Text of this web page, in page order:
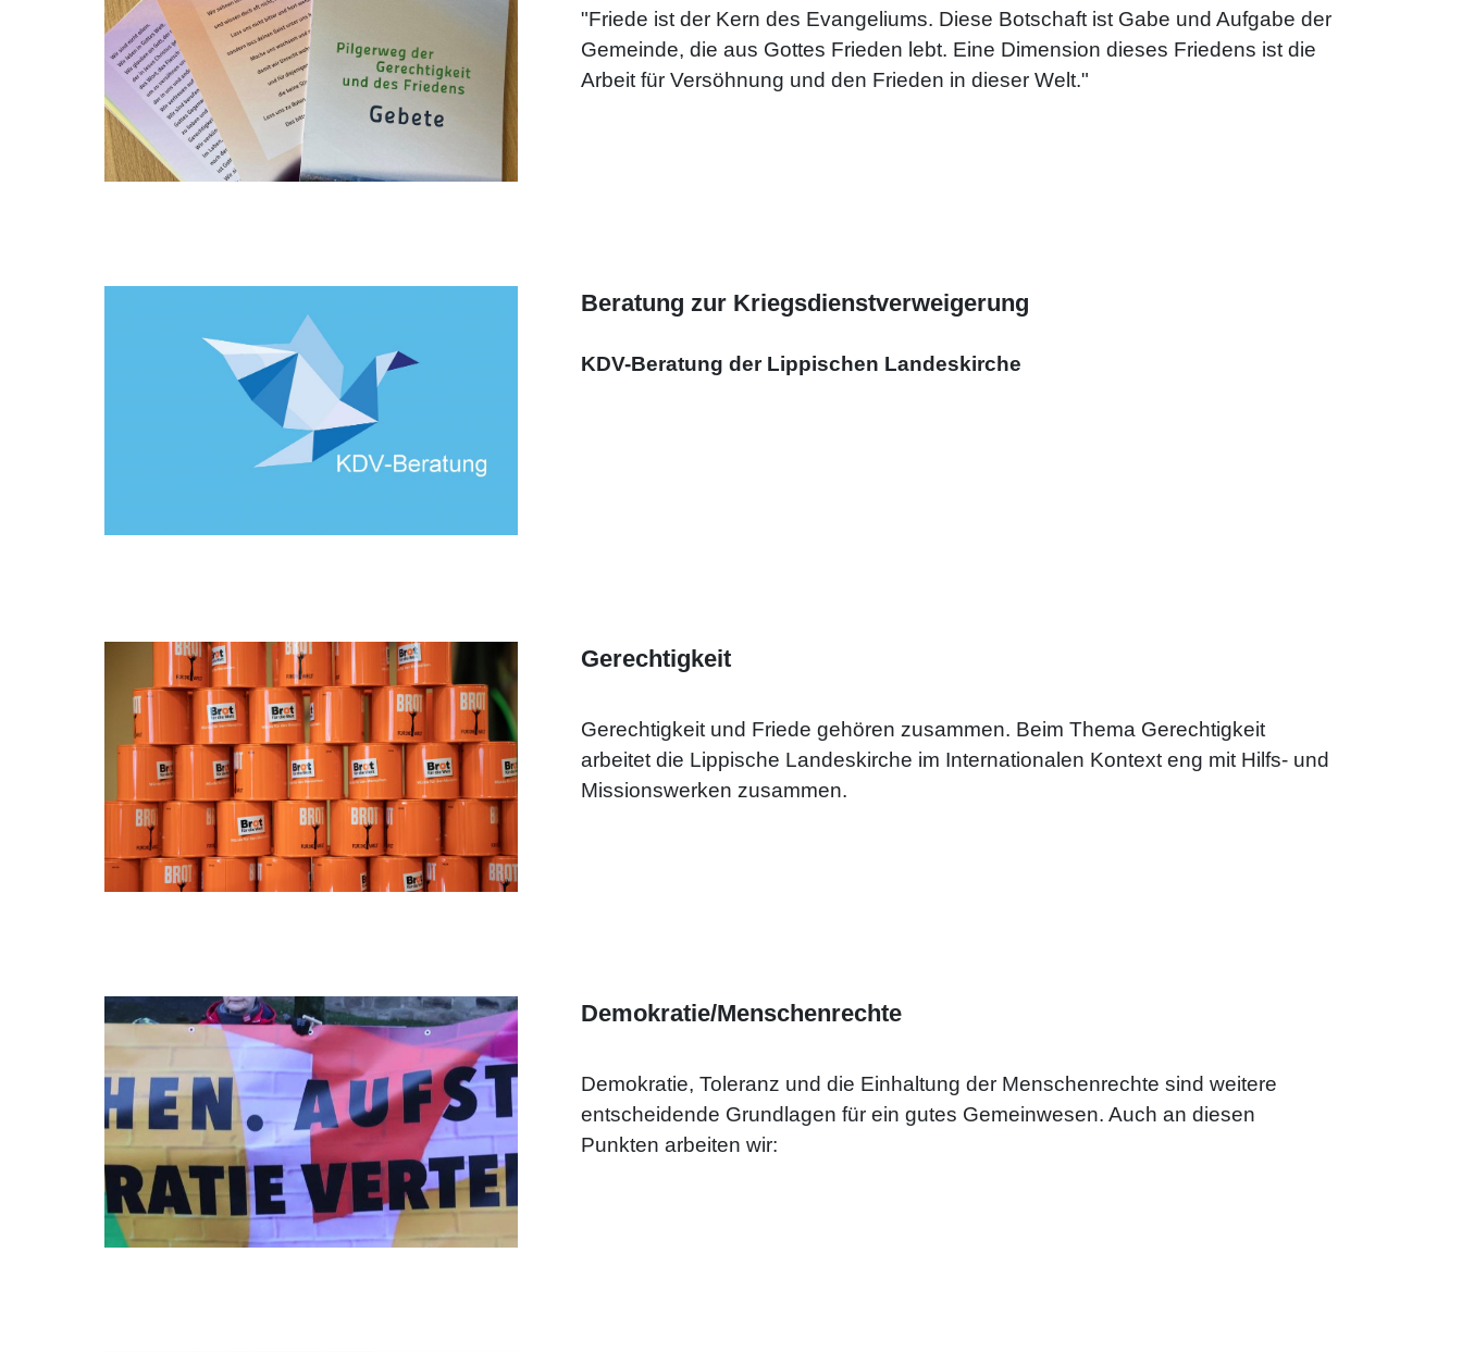
"Friede ist der Kern des Evangeliums. Diese Botschaft ist Gabe und Aufgabe der
Gemeinde, die aus Gottes Frieden lebt. Eine Dimension dieses Friedens ist die
Arbeit für Versöhnung und den Frieden in dieser Welt."
Beratung zur Kriegsdienstverweigerung
KDV-Beratung der Lippischen Landeskirche
Gerechtigkeit
Gerechtigkeit und Friede gehören zusammen. Beim Thema Gerechtigkeit
arbeitet die Lippische Landeskirche im Internationalen Kontext eng mit Hilfs- und
Missionswerken zusammen.
Demokratie/Menschenrechte
Demokratie, Toleranz und die Einhaltung der Menschenrechte sind weitere
entscheidende Grundlagen für ein gutes Gemeinwesen. Auch an diesen
Punkten arbeiten wir: